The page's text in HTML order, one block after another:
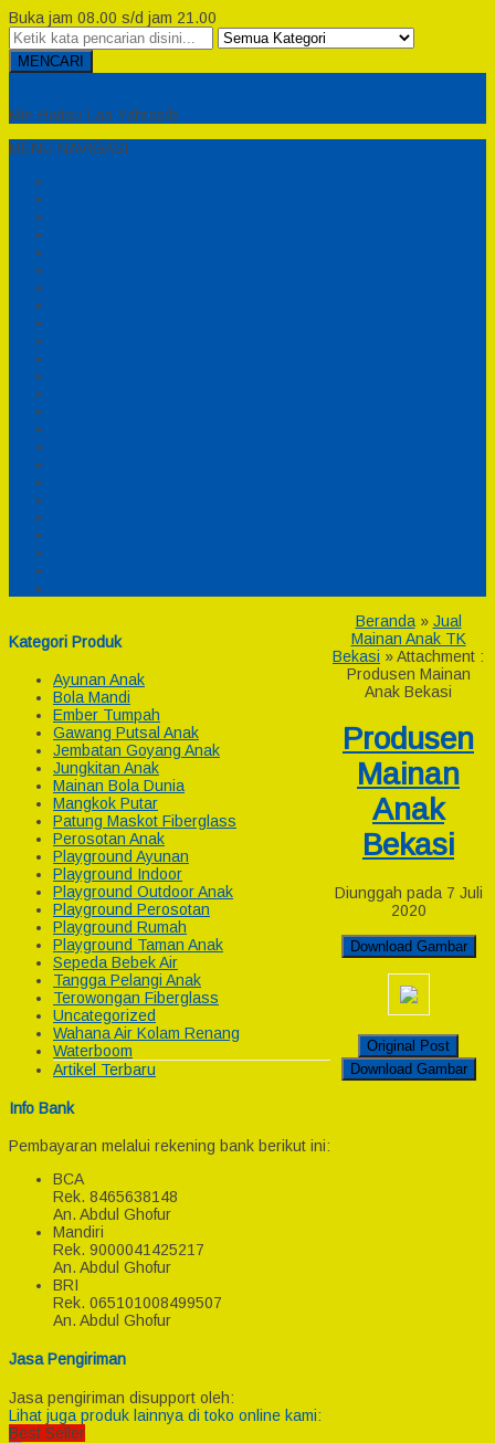
Buka jam 08.00 s/d jam 21.00
MENCARI
Min Haitsu Laa Yahtasib
MENU NAVIGASI
Kategori Produk
Ayunan Anak
Bola Mandi
Ember Tumpah
Gawang Putsal Anak
Jembatan Goyang Anak
Jungkitan Anak
Mainan Bola Dunia
Mangkok Putar
Patung Maskot Fiberglass
Perosotan Anak
Playground Ayunan
Playground Indoor
Playground Outdoor Anak
Playground Perosotan
Playground Rumah
Playground Taman Anak
Sepeda Bebek Air
Tangga Pelangi Anak
Terowongan Fiberglass
Uncategorized
Wahana Air Kolam Renang
Waterboom
Artikel Terbaru
Info Bank
Pembayaran melalui rekening bank berikut ini:
BCA
Rek. 8465638148
An. Abdul Ghofur
Mandiri
Rek. 9000041425217
An. Abdul Ghofur
BRI
Rek. 065101008499507
An. Abdul Ghofur
Jasa Pengiriman
Jasa pengiriman disupport oleh:
Beranda» Jual
Mainan Anak TK
Bekasi » Attachment :
Produsen Mainan
Anak Bekasi
Produsen
Mainan
Anak
Bekasi
Diunggah pada 7 Juli
2020
Download Gambar
Original Post
Download Gambar
Lihat juga produk lainnya di toko online kami:
Best Seller